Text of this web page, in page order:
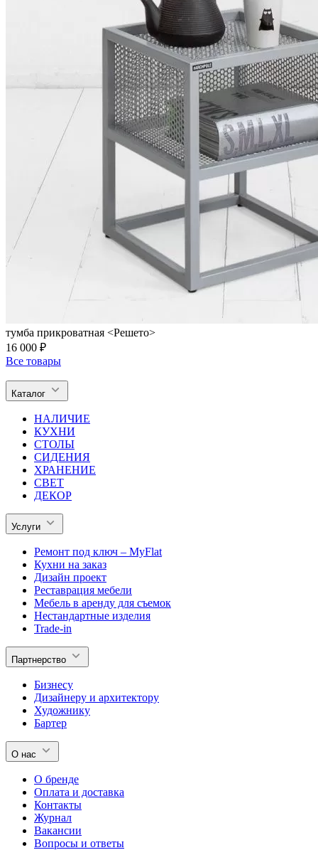
тумба прикроватная <Решето>
16 000 ₽
Все товары
Каталог
НАЛИЧИЕ
КУХНИ
СТОЛЫ
СИДЕНИЯ
ХРАНЕНИЕ
СВЕТ
ДЕКОР
Услуги
Ремонт под ключ – MyFlat
Кухни на заказ
Дизайн проект
Реставрация мебели
Мебель в аренду для съемок
Нестандартные изделия
Trade-in
Партнерство
Бизнесу
Дизайнеру и архитектору
Художнику
Бартер
О нас
О бренде
Оплата и доставка
Контакты
Журнал
Вакансии
Вопросы и ответы